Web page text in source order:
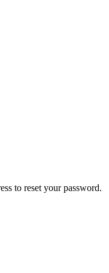
to reset your password.